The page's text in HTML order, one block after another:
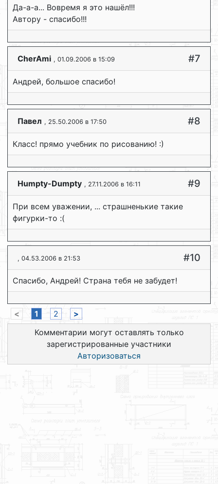
Да-а-а... Вовремя я это нашёл!!!
Автору - спасибо!!!
CherAmi , 01.09.2006 в 15:09 #7
Андрей, большое спасибо!
Павел , 25.50.2006 в 17:50 #8
Класс! прямо учебник по рисованию! :)
Humpty-Dumpty , 27.11.2006 в 16:11 #9
При всем уважении, ... страшненькие такие
фигурки-то :(
, 04.53.2006 в 21:53 #10
Спасибо, Андрей! Страна тебя не забудет!
< 1 2
>
Комментарии могут оставлять только
зарегистрированные участники
Авторизоваться